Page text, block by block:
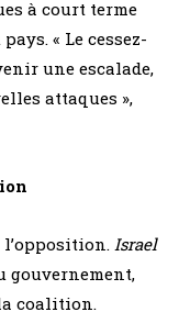
à court terme
« Le cessez-
une escalade,
attaques »,
Israel
gouvernement,
coalition.